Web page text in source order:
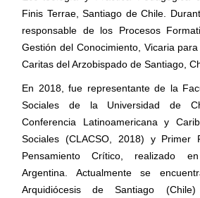
Finis Terrae, Santiago de Chile.
responsable de los Procesos
Gestión del Conocimiento, Vicaria
Caritas del Arzobispado de Santiago,
En 2018, fue representante de la
Sociales de la Universidad de
Conferencia Latinoamericana y
Sociales (CLACSO, 2018) y Primer
Pensamiento Crítico, realizado
Argentina. Actualmente se
Arquidiócesis de Santiago